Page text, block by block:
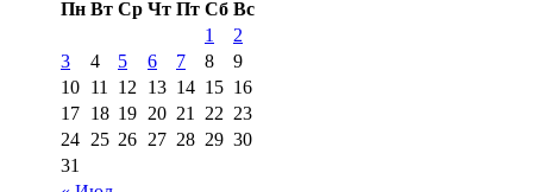
Пн Вт Ср Чт Пт Сб Вс
1
2
3
4 5 6 7 8
9
10 11 12 13 14 15 16
17 18 19 20 21 22 23
24 25 26 27 28 29 30
31